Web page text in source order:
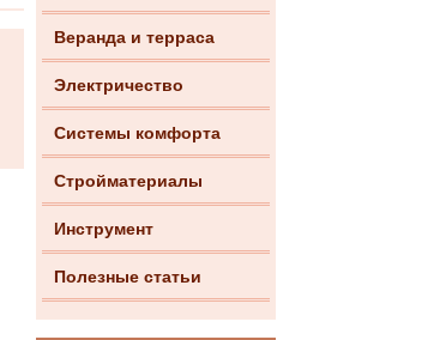
Веранда и терраса
Электричество
Системы комфорта
Стройматериалы
Инструмент
Полезные статьи